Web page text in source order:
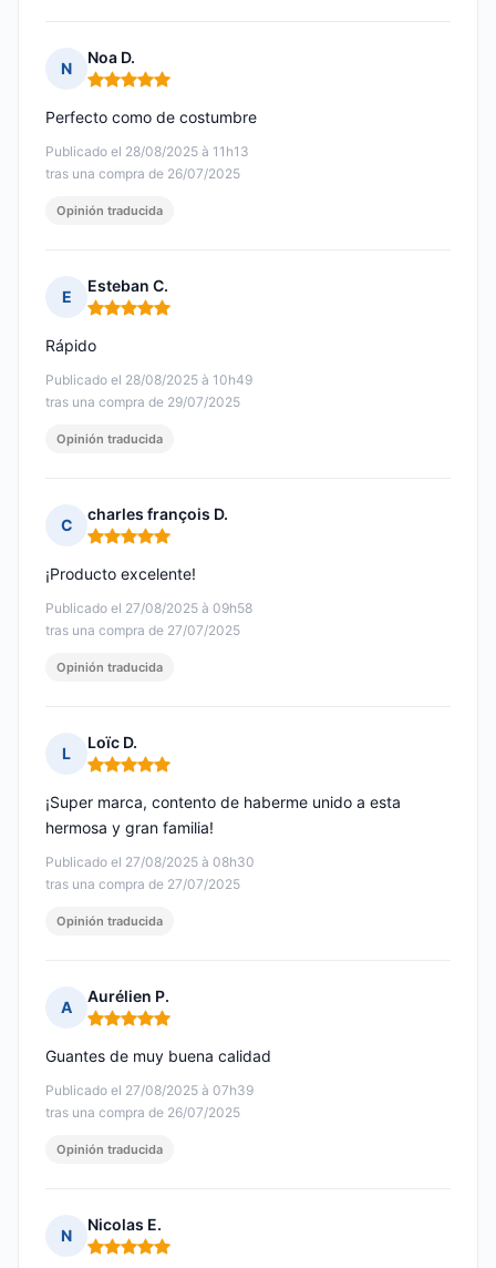
N
Noa D.
Nota: 5 de 5
Publicado el 28/08/2025 à 11h13
tras una compra de 26/07/2025
Perfecto como de costumbre
Opinión traducida
E
Esteban C.
Nota: 5 de 5
Publicado el 28/08/2025 à 10h49
tras una compra de 29/07/2025
Rápido
Opinión traducida
C
charles françois D.
Nota: 5 de 5
Publicado el 27/08/2025 à 09h58
tras una compra de 27/07/2025
¡Producto excelente!
Opinión traducida
L
Loïc D.
Nota: 5 de 5
Publicado el 27/08/2025 à 08h30
tras una compra de 27/07/2025
¡Super marca, contento de haberme unido a esta
hermosa y gran familia!
Opinión traducida
A
Aurélien P.
Nota: 5 de 5
Publicado el 27/08/2025 à 07h39
tras una compra de 26/07/2025
Guantes de muy buena calidad
Opinión traducida
N
Nicolas E.
Nota: 5 de 5